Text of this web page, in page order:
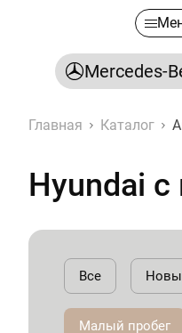
Mercedes-
Главная Каталог
Hyundai
Все
Малый пробег